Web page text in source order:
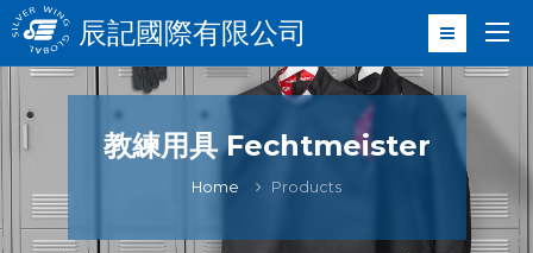
辰記國際有限公司
教練用具 Fechtmeister
Home Products